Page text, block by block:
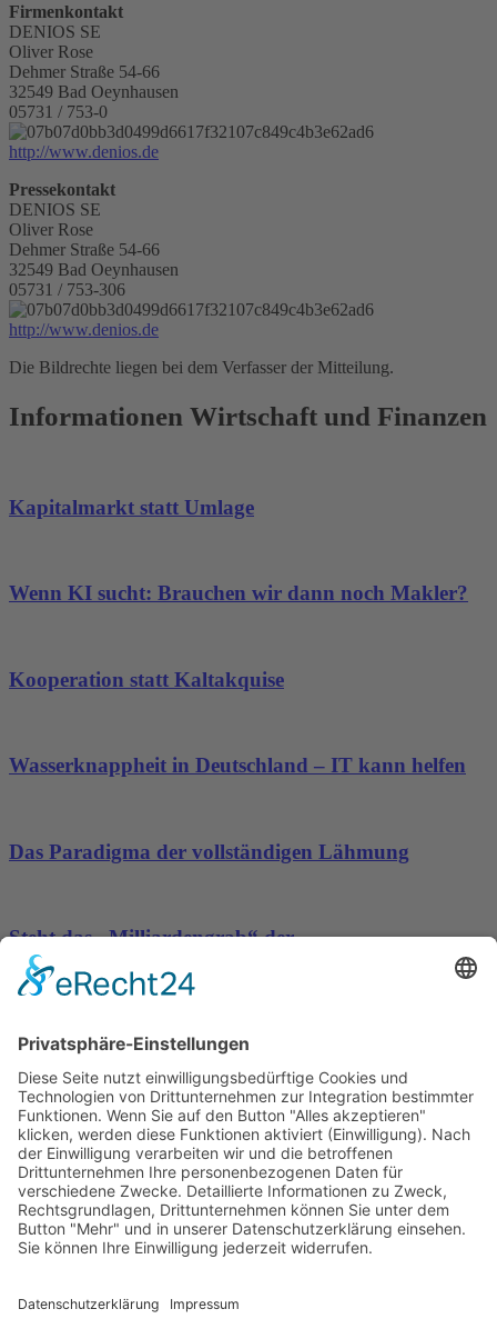
Firmenkontakt
DENIOS SE
Oliver Rose
Dehmer Straße 54-66
32549 Bad Oeynhausen
05731 / 753-0
http://www.denios.de
Pressekontakt
DENIOS SE
Oliver Rose
Dehmer Straße 54-66
32549 Bad Oeynhausen
05731 / 753-306
http://www.denios.de
Die Bildrechte liegen bei dem Verfasser der Mitteilung.
Informationen Wirtschaft und Finanzen
Kapitalmarkt statt Umlage
Wenn KI sucht: Brauchen wir dann noch Makler?
Kooperation statt Kaltakquise
Wasserknappheit in Deutschland – IT kann helfen
Das Paradigma der vollständigen Lähmung
Steht das „Milliardengrab“ der
Hafenwesterweiterung in Hamburg endgültig vor
dem Aus?
Wichtiges
Impressum
Datenschutz
Kooperation
Werbung
Presse- und Öffentlichkeitsarbeit
Aktuelles
Themenwelt